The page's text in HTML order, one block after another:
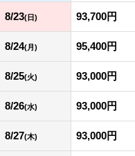
8/23(日) 93,700円
8/24(月) 95,400円
8/25(火) 93,000円
8/26(水) 93,000円
8/27(木) 93,000円